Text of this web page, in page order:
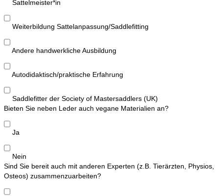
Sattelmeister*in
Weiterbildung Sattelanpassung/Saddlefitting
Andere handwerkliche Ausbildung
Autodidaktisch/praktische Erfahrung
Saddlefitter der Society of Mastersaddlers (UK)
Bieten Sie neben Leder auch vegane Materialien an?
Ja
Nein
Sind Sie bereit auch mit anderen Experten (z.B. Tierärzten, Physios,
Osteos) zusammenzuarbeiten?